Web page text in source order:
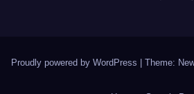
Proudly powered by WordPress Theme: